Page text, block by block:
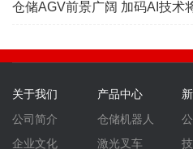
仓储AGV前景广阔 加码AI技术
关于我们
公司简介
企业文化
产品中心
仓储机器人
激光叉车